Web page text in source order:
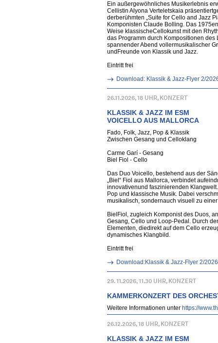
Ein außergewöhnliches Musikerlebnis
Cellistin Alyona Verteletskaia
derberühmten „Suite for Cello and Jazz
Komponisten Claude Bolling. Das
Weise klassischeCellokunst mit den
das Programm durch Kompositionen
spannender Abend vollermusikalischer
undFreunde von Klassik und Jazz.
Eintritt frei
Download: Klassik & Jazz-Flyer 2/
26.11.2026, 18 UHR, KONZERT
KLASSIK & JAZZ IM ESM
VOICELLO AUS MALLORCA
Fado, Folk, Jazz, Pop & Klassik
Zwischen Gesang und Celloklang
Carme Garí - Gesang
Biel Fiol - Cello
Das Duo Voicello, bestehend aus der
„Biel“ Fiol aus Mallorca, verbindet
innovativenund faszinierenden
Pop und klassische Musik. Dabei
musikalisch, sondernauch visuell zu
BielFiol, zugleich Komponist des Duos,
Gesang, Cello und Loop-Pedal. Durch
Elementen, diedirekt auf dem Cello
dynamisches Klangbild.
Eintritt frei
Download:Klassik & Jazz-Flyer 2/2026
29. 11.2026, 11.30 UHR, KONZERT
KAMMERKONZERT DES
Weitere Informationen unter https://
26.12.2026, 18 UHR, KONZERT
KLASSIK & JAZZ IM ESM